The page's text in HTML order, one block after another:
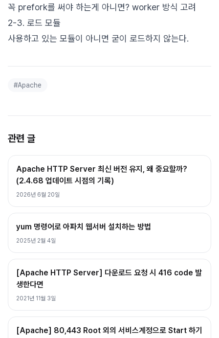
꼭 prefork를 써야 하는게 아니면? worker 방식 고려
2-3. 로드 모듈
사용하고 있는 모듈이 아니면 굳이 로드하지 않는다.
#Apache
관련 글
Apache HTTP Server 최신 버전 유지, 왜 중요할까?
(2.4.68 업데이트 시점의 기록)
2026년 6월 20일
yum 명령어로 아파치 웹서버 설치하는 방법
2025년 2월 4일
[Apache HTTP Server] 다운로드 요청 시 416 code 발
생한다면
2021년 11월 3일
[Apache] 80,443 Root 외의 서비스계정으로 Start 하기